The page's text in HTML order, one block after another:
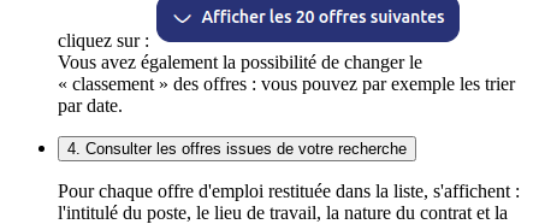
cliquez sur :
Vous avez également la possibilité de changer le
« classement » des offres : vous pouvez par exemple les trier
par date.
4. Consulter les offres issues de votre recherche
Pour chaque offre d'emploi restituée dans la liste, s'affichent :
l'intitulé du poste, le lieu de travail, la nature du contrat et la